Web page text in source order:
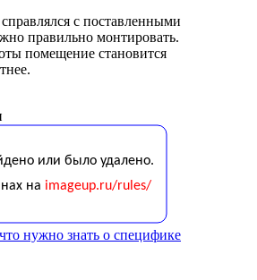
с поставленными
правильно монтировать.
помещение становится
нужно знать о специфике